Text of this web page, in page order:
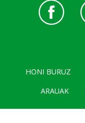
HONI BURUZ
ARAUAK